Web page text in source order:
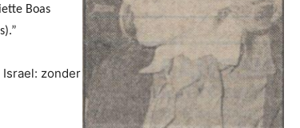
Boas
zonder